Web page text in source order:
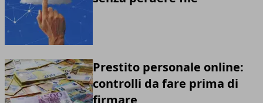
Prestito personale online:
controlli da fare prima di
firmare